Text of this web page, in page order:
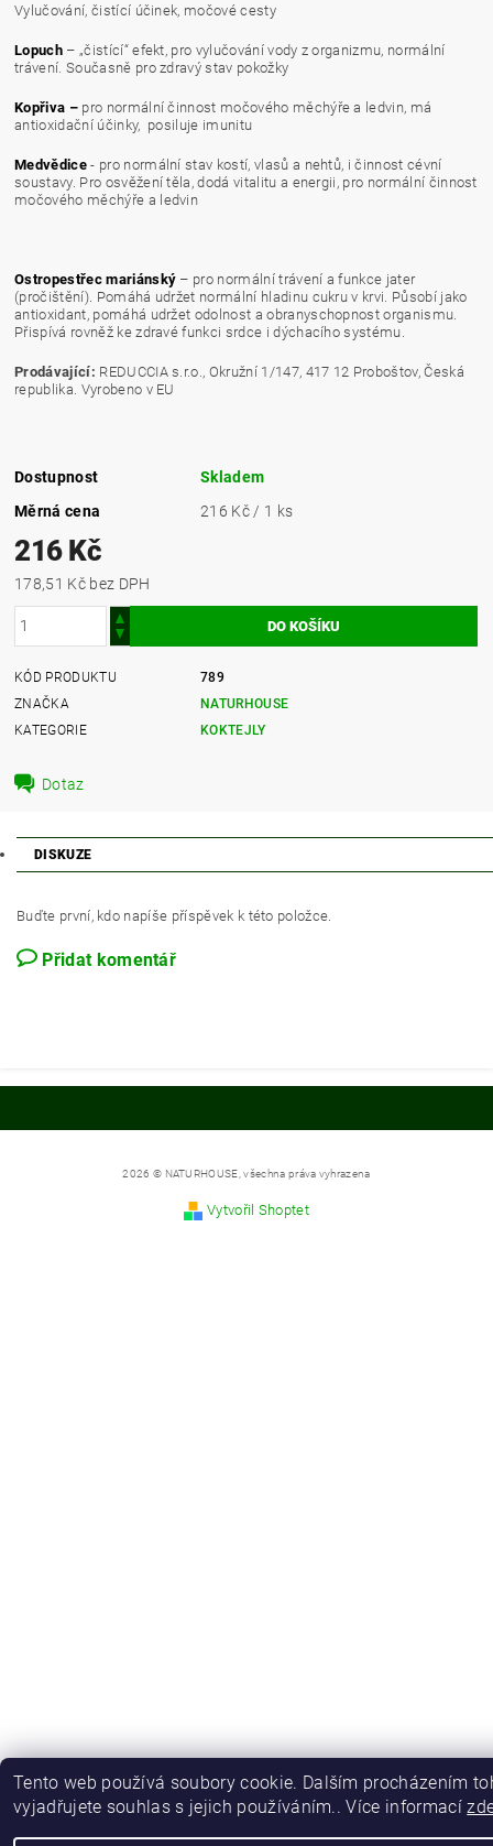
Vylučování, čistící účinek, močové cesty
Lopuch – „čistící“ efekt, pro vylučování vody z organizmu, normální
trávení. Současně pro zdravý stav pokožky
Kopřiva – pro normální činnost močového měchýře a ledvin, má
antioxidační účinky, posiluje imunitu
Medvědice - pro normální stav kostí, vlasů a nehtů, i činnost cévní
soustavy. Pro osvěžení těla, dodá vitalitu a energii, pro normální činnost
močového měchýře a ledvin
Ostropestřec mariánský – pro normální trávení a funkce jater
(pročištění). Pomáhá udržet normální hladinu cukru v krvi. Působí jako
antioxidant, pomáhá udržet odolnost a obranyschopnost organismu.
Přispívá rovněž ke zdravé funkci srdce i dýchacího systému.
Prodávající: REDUCCIA s.r.o., Okružní 1/147, 417 12 Proboštov, Česká
republika. Vyrobeno v EU
Dostupnost
Skladem
Měrná cena
216 Kč / 1 ks
216 Kč
178,51 Kč bez DPH
KÓD PRODUKTU
789
ZNAČKA
NATURHOUSE
KATEGORIE
KOKTEJLY
Dotaz
DISKUZE
Buďte první, kdo napíše příspěvek k této položce.
Přidat komentář
2026 © NATURHOUSE, všechna práva vyhrazena
Vytvořil Shoptet
Tento web používá soubory cookie. Dalším procházením
vyjadřujete souhlas s jejich používáním.. Více informací